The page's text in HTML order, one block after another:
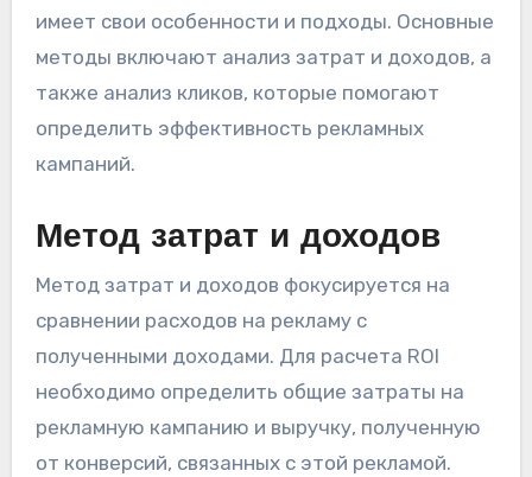
имеет свои особенности и подходы. Основные
методы включают анализ затрат и доходов, а
также анализ кликов, которые помогают
определить эффективность рекламных
кампаний.
Метод затрат и доходов
Метод затрат и доходов фокусируется на
сравнении расходов на рекламу с
полученными доходами. Для расчета ROI
необходимо определить общие затраты на
рекламную кампанию и выручку, полученную
от конверсий, связанных с этой рекламой.